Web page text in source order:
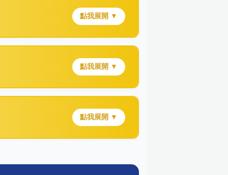
點我展開 ▼
點我展開 ▼
點我展開 ▼